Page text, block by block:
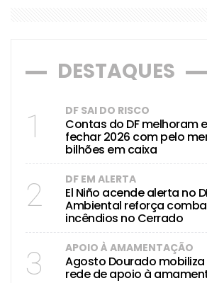
DESTAQUES
1 DF SAI DO RISCO
Contas do DF melhoram
fechar 2026 com pelo
bilhões em caixa
2 DF EM ALERTA
El Niño acende alerta no
Ambiental reforça
incêndios no Cerrado
3 APOIO À AMAMENTAÇÃO
Agosto Dourado mobiliza
rede de apoio à